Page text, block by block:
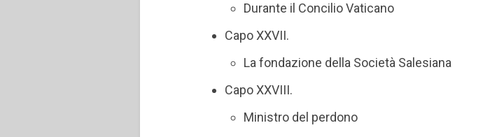
Durante il Concilio Vaticano
Capo XXVII.
La fondazione della Società Salesiana
Capo XXVIII.
Ministro del perdono